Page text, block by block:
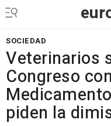
SOCIEDAD
Veterinarios
Congreso
piden la